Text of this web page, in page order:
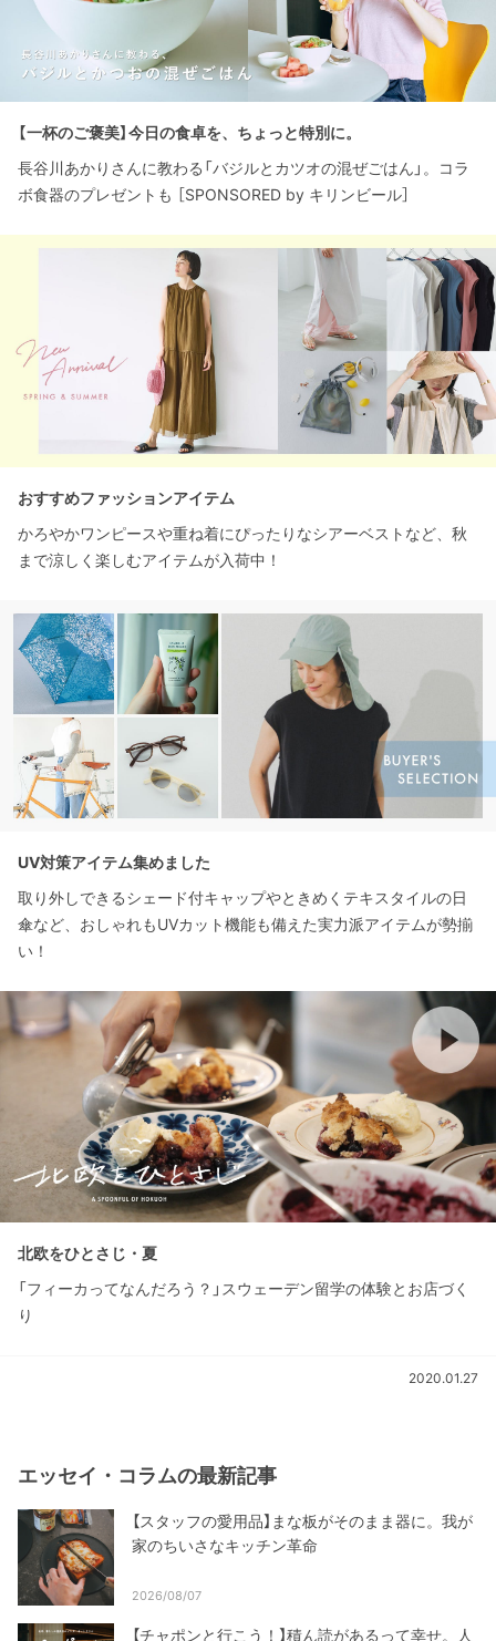
【一杯のご褒美】今日の食卓を、ちょっと特別に。
長谷川あかりさんに教わる「バジルとカツオの混ぜごはん」。コラ
ボ食器のプレゼントも ［SPONSORED by キリンビール］
おすすめファッションアイテム
かろやかワンピースや重ね着にぴったりなシアーベストなど、秋
まで涼しく楽しむアイテムが入荷中！
UV対策アイテム集めました
取り外しできるシェード付キャップやときめくテキスタイルの日
傘など、おしゃれもUVカット機能も備えた実力派アイテムが勢揃
い！
北欧をひとさじ・夏
「フィーカってなんだろう？」スウェーデン留学の体験とお店づく
り
2020.01.27
エッセイ・コラムの最新記事
【スタッフの愛用品】まな板がそのまま器に。我が
家のちいさなキッチン革命
2026/08/07
【チャポンと行こう！】積ん読があるって幸せ。人